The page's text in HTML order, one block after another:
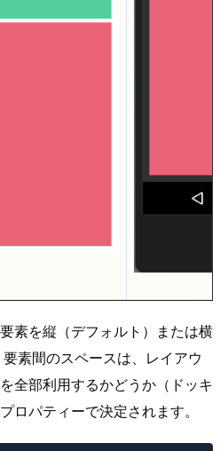
素を縦（デフォルト）または横
素間のスペースは、レイアウ
全部利用するかどうか（ドッキ
ロパティーで決定されます。